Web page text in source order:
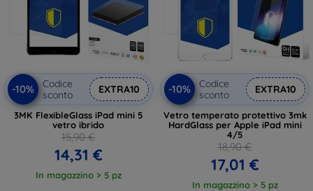
-10%
Codice
sconto
EXTRA10
3MK FlexibleGlass iPad mini 5
vetro ibrido
15,90 €
14,31 €
In magazzino > 5 pz
-10%
Codice
sconto
EXTRA10
Vetro temperato protettivo 3mk
HardGlass per Apple iPad mini
4/5
18,90 €
17,01 €
In magazzino > 5 pz